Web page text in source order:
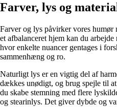
Farver, lys og
Farver og lys påvirker vores humør
et afbalanceret hjem kan du
hvor enkelte nuancer gentages i
sammenhæng og ro.
Naturligt lys er en vigtig del af
dækkes unødigt, og brug spejle til
du skabe stemning med flere
og stearinlys. Det giver dybde og